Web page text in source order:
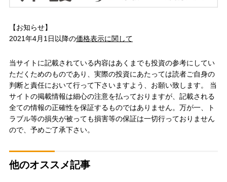
【お知らせ】
2021年4月1日以降の価格表示に関して
当サイトに記載されている内容はあくまでも投資の参考にしてい
ただくためのものであり、実際の投資にあたっては読者ご自身の
判断と責任において行って下さいますよう、お願い致します。 当
サイトの掲載情報は細心の注意を払っておりますが、記載される
全ての情報の正確性を保証するものではありません。万が一、ト
ラブル等の損失が被っても損害等の保証は一切行っておりません
ので、予めご了承下さい。
他のオススメ記事